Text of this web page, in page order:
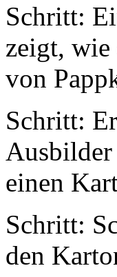
Schritt:
zeigt, wie
von
Schritt:
Ausbilder
einen
Schritt:
den